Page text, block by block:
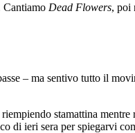
Cantiamo Dead Flowers, poi
– ma sentivo tutto il
stamattina
di ieri sera per spiegarvi